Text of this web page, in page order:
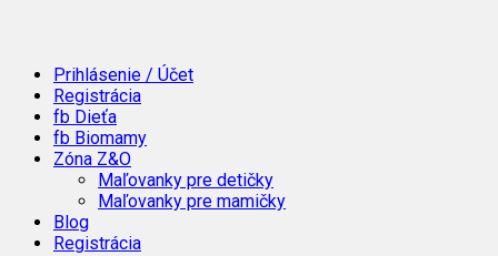
Prihlásenie / Účet
Registrácia
fb Dieťa
fb Biomamy
Zóna Z&O
Maľovanky pre detičky
Maľovanky pre mamičky
Blog
Registrácia